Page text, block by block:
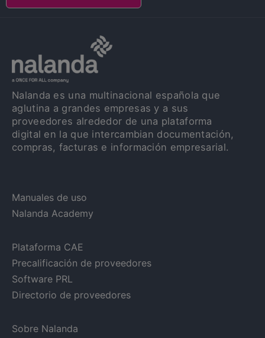
Nalanda es una multinacional española que
aglutina a grandes empresas y a sus
proveedores alrededor de una plataforma
digital en la que intercambian documentación,
compras, facturas e información empresarial.
Manuales de uso
Nalanda Academy
Plataforma CAE
Precalificación de proveedores
Software PRL
Directorio de proveedores
Sobre Nalanda